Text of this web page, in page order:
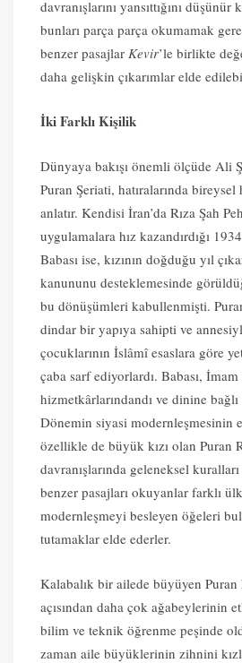
davranışlarını yansıttığını
bunları parça parça okumamak
benzer pasajlar Kevir’le birlikte
daha gelişkin çıkarımlar elde
İki Farklı Kişilik
Dünyaya bakışı önemli ölçüde Ali
Puran Şeriati, hatıralarında bireysel
anlatır. Kendisi İran’da Rıza Şah
uygulamalara hız kazandırdığı
Babası ise, kızının doğduğu yıl
kanununu desteklemesinde
bu dönüşümleri kabullenmişti.
dindar bir yapıya sahipti ve
çocuklarının İslâmî esaslara göre
çaba sarf ediyorlardı. Babası, İmam
hizmetkârlarındandı ve dinine
Dönemin siyasi modernleşmesinin
özellikle de büyük kızı olan Puran
davranışlarında geleneksel
benzer pasajları okuyanlar farklı
modernleşmeyi besleyen öğeleri
tutamaklar elde ederler.
Kalabalık bir ailede büyüyen Puran
açısından daha çok ağabeylerinin
bilim ve teknik öğrenme peşinde
zaman aile büyüklerinin zihnini